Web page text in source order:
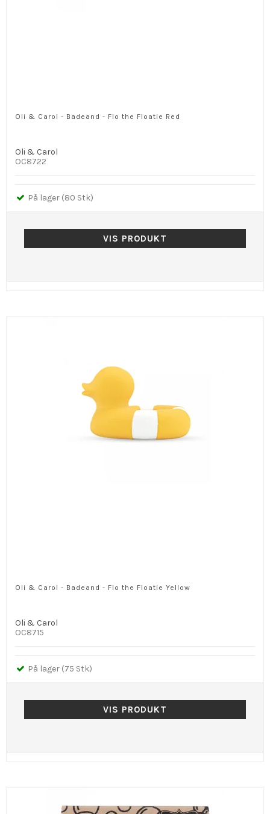
Oli & Carol - Badeand - Flo the Floatie Red
Oli & Carol
OC8722
På lager (80 Stk)
VIS PRODUKT
Oli & Carol - Badeand - Flo the Floatie Yellow
Oli & Carol
OC8715
På lager (75 Stk)
VIS PRODUKT